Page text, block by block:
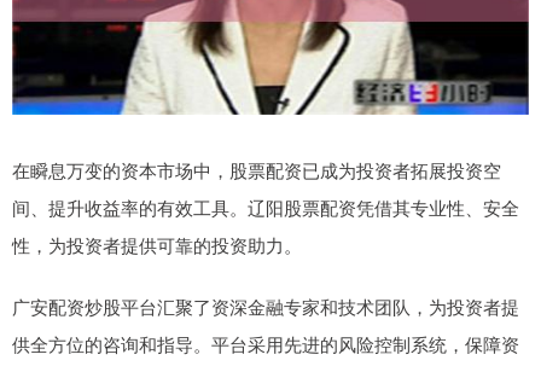
在瞬息万变的资本市场中，股票配资已成为投资者拓展投资空
间、提升收益率的有效工具。辽阳股票配资凭借其专业性、安全
性，为投资者提供可靠的投资助力。
广安配资炒股平台汇聚了资深金融专家和技术团队，为投资者提
供全方位的咨询和指导。平台采用先进的风险控制系统，保障资